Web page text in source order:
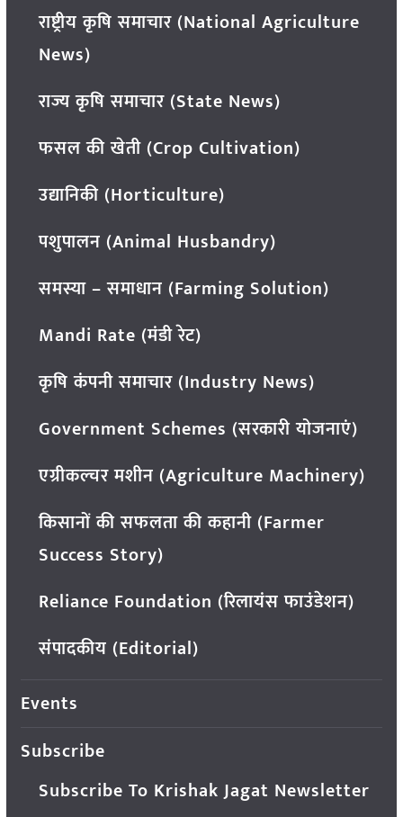
राष्ट्रीय कृषि समाचार (National Agriculture
News)
राज्य कृषि समाचार (State News)
फसल की खेती (Crop Cultivation)
उद्यानिकी (Horticulture)
पशुपालन (Animal Husbandry)
समस्या – समाधान (Farming Solution)
Mandi Rate (मंडी रेट)
कृषि कंपनी समाचार (Industry News)
Government Schemes (सरकारी योजनाएं)
एग्रीकल्चर मशीन (Agriculture Machinery)
किसानों की सफलता की कहानी (Farmer
Success Story)
Reliance Foundation (रिलायंस फाउंडेशन)
संपादकीय (Editorial)
Events
Subscribe
Subscribe To Krishak Jagat Newsletter